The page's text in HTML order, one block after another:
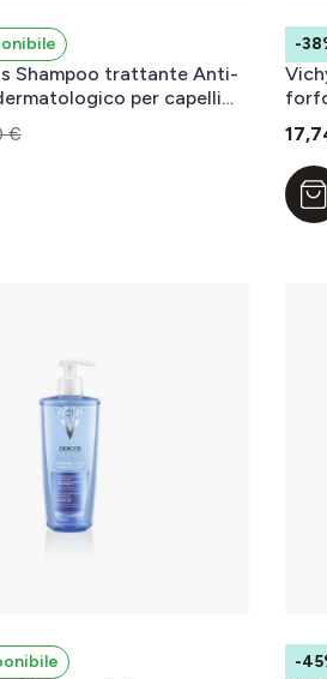
Shampoo trattante Anti-
per capelli
€
carrello
-
-